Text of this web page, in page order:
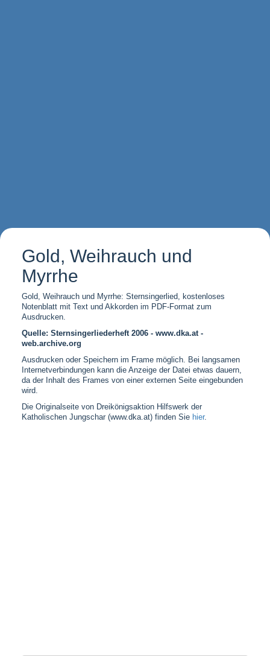
Gold, Weihrauch und
Myrrhe
Gold, Weihrauch und Myrrhe: Sternsingerlied, kostenloses
Notenblatt mit Text und Akkorden im PDF-Format zum
Ausdrucken.
Quelle: Sternsingerliederheft 2006 - www.dka.at -
web.archive.org
Ausdrucken oder Speichern im Frame möglich. Bei langsamen
Internetverbindungen kann die Anzeige der Datei etwas dauern,
da der Inhalt des Frames von einer externen Seite eingebunden
wird.
Die Originalseite von Dreikönigsaktion Hilfswerk der
Katholischen Jungschar (www.dka.at) finden Sie hier.